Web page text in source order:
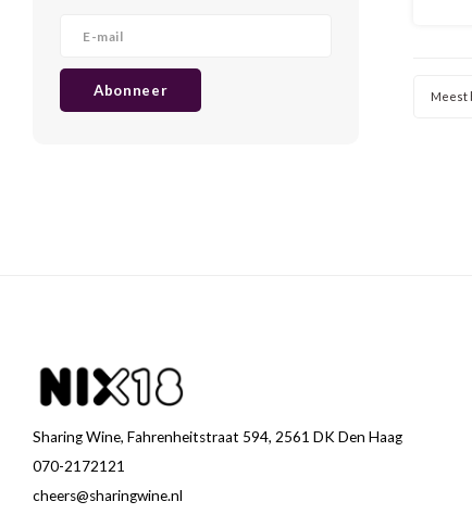
Abonneer Meest
Sharing Wine, Fahrenheitstraat 594, 2561 DK Den Haag
070-2172121
cheers@sharingwine.nl